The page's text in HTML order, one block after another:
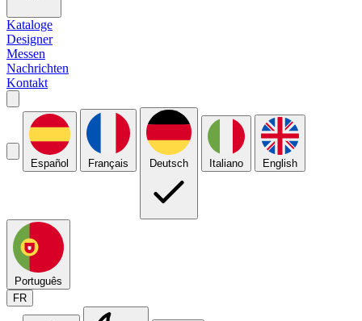
Kataloge
Designer
Messen
Nachrichten
Kontakt
Español Français Deutsch Italiano English
Português
FR